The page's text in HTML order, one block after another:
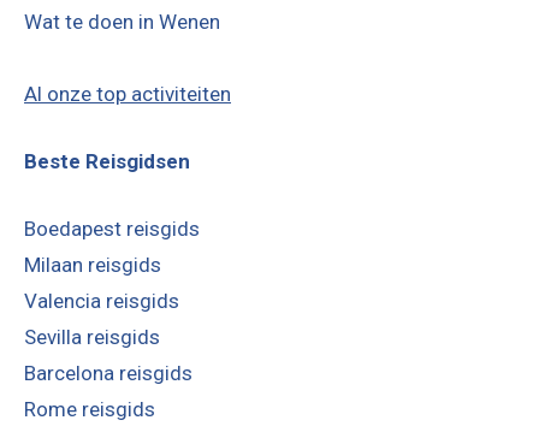
Wat te doen in Wenen
Al onze top activiteiten
Beste Reisgidsen
Boedapest reisgids
Milaan reisgids
Valencia reisgids
Sevilla reisgids
Barcelona reisgids
Rome reisgids